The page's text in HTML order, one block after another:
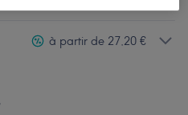
à partir de 27,20 €